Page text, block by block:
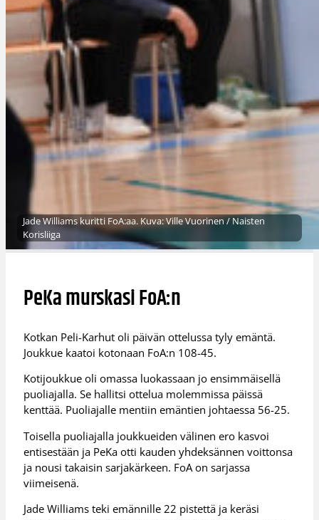
Jade Williams kuritti FoA:aa. Kuva: Ville Vuorinen / Naisten
Korisliiga
PeKa murskasi FoA:n
Kotkan Peli-Karhut oli päivän ottelussa tyly emäntä.
Joukkue kaatoi kotonaan FoA:n 108-45.
Kotijoukkue oli omassa luokassaan jo ensimmäisellä
puoliajalla. Se hallitsi ottelua molemmissa päissä
kenttää. Puoliajalle mentiin emäntien johtaessa 56-25.
Toisella puoliajalla joukkueiden välinen ero kasvoi
entisestään ja PeKa otti kauden yhdeksännen voittonsa
ja nousi takaisin sarjakärkeen. FoA on sarjassa
viimeisenä.
Jade Williams teki emännille 22 pistettä ja keräsi